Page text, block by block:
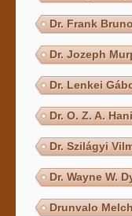
Dr. Frank
Dr. Jozeph
Dr. Lenkei
Dr. O. Z. A.
Dr. Szilágyi
Dr. Wayne W.
Drunvalo